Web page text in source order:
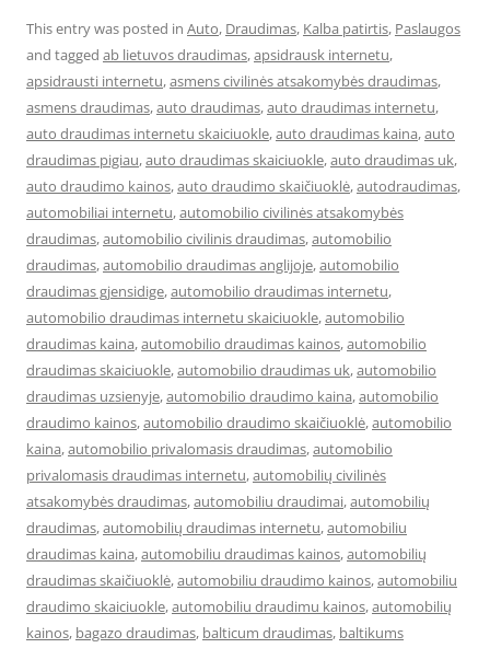
This entry was posted in Auto, Draudimas, Kalba patirtis, Paslaugos
and tagged ab lietuvos draudimas,apsidrausk internetu,
apsidrausti internetu,asmens civilinės atsakomybės draudimas,
asmens draudimas,auto draudimas,auto draudimas internetu,
auto draudimas internetu skaiciuokle,auto draudimas kaina,auto
draudimas pigiau,auto draudimas skaiciuokle,auto draudimas uk,
auto draudimo kainos,auto draudimo skaičiuoklė,autodraudimas,
automobiliai internetu,automobilio civilinės atsakomybės
draudimas,automobilio civilinis draudimas,automobilio
draudimas,automobilio draudimas anglijoje,automobilio
draudimas gjensidige,automobilio draudimas internetu,
automobilio draudimas internetu skaiciuokle,automobilio
draudimas kaina,automobilio draudimas kainos,automobilio
draudimas skaiciuokle,automobilio draudimas uk,automobilio
draudimas uzsienyje,automobilio draudimo kaina,automobilio
draudimo kainos,automobilio draudimo skaičiuoklė,automobilio
kaina,automobilio privalomasis draudimas,automobilio
privalomasis draudimas internetu,automobilių civilinės
atsakomybės draudimas,automobiliu draudimai,automobilių
draudimas,automobilių draudimas internetu,automobiliu
draudimas kaina,automobiliu draudimas kainos,automobilių
draudimas skaičiuoklė,automobiliu draudimo kainos,automobiliu
draudimo skaiciuokle,automobiliu draudimu kainos,automobilių
kainos, bagazo draudimas, balticum draudimas, baltikums